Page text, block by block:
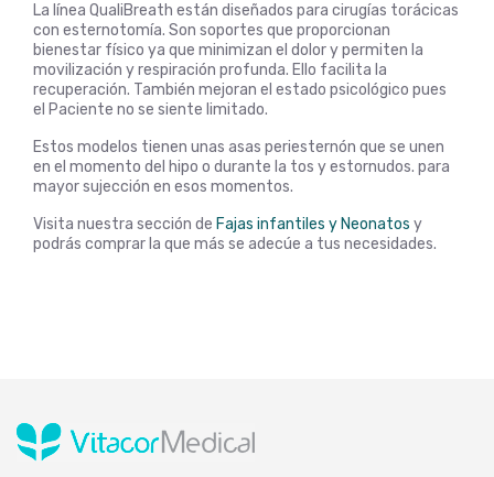
La línea QualiBreath están diseñados para cirugías torácicas
con esternotomía. Son soportes que proporcionan
bienestar físico ya que minimizan el dolor y permiten la
movilización y respiración profunda. Ello facilita la
recuperación. También mejoran el estado psicológico pues
el Paciente no se siente limitado.
Estos modelos tienen unas asas periesternón que se unen
en el momento del hipo o durante la tos y estornudos. para
mayor sujección en esos momentos.
Visita nuestra sección de Fajas infantiles y Neonatos y
podrás comprar la que más se adecúe a tus necesidades.